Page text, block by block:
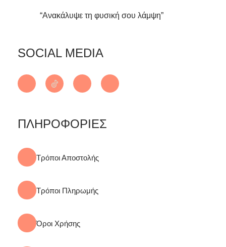
“Ανακάλυψε τη φυσική σου λάμψη”
SOCIAL MEDIA
ΠΛΗΡΟΦΟΡΙΕΣ
Τρόποι Αποστολής
Τρόποι Πληρωμής
Όροι Χρήσης